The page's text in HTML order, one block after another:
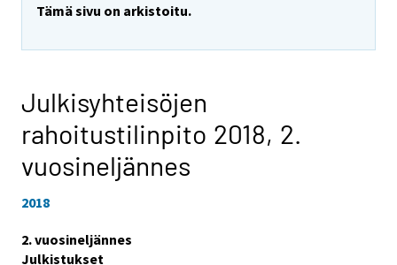
Tämä sivu on arkistoitu.
Julkisyhteisöjen
rahoitustilinpito 2018, 2.
vuosineljännes
2018
2. vuosineljännes
Julkistukset